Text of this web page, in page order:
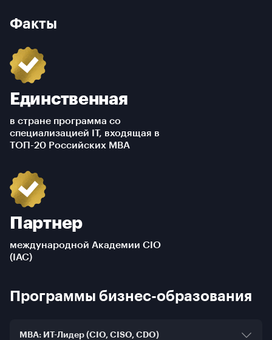
Факты
Единственная
в стране программа со
специализацией IT, входящая в
ТОП-20 Российских MBA
Партнер
международной Академии CIO
(IAC)
Программы бизнес-образования
МВА: ИТ-Лидер (CIO, CISO, CDO)